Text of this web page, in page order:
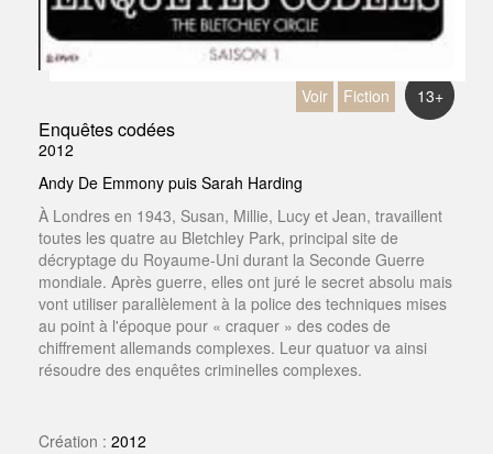
Voir Fiction 13+
Enquêtes codées
2012
Andy De Emmony puis Sarah Harding
À Londres en 1943, Susan, Millie, Lucy et Jean, travaillent
toutes les quatre au Bletchley Park, principal site de
décryptage du Royaume-Uni durant la Seconde Guerre
mondiale. Après guerre, elles ont juré le secret absolu mais
vont utiliser parallèlement à la police des techniques mises
au point à l'époque pour « craquer » des codes de
chiffrement allemands complexes. Leur quatuor va ainsi
résoudre des enquêtes criminelles complexes.
Création : 2012